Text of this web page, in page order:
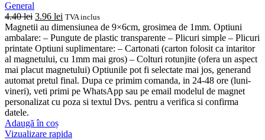
General
4.40lei Prețul
inițial
a
fost:
4.40 lei.
3.96 lei Prețul
curent
este:
3.96 lei.
TVA inclus
Magnetii au dimensiunea de 9×6cm, grosimea de 1mm. Optiuni
ambalare: – Pungute de plastic transparente – Plicuri simple – Plicuri
printate Optiuni suplimentare: – Cartonati (carton folosit ca intaritor
al magnetului, cu 1mm mai gros) – Colturi rotunjite (ofera un aspect
mai placut magnetului) Optiunile pot fi selectate mai jos, generand
automat pretul final. Dupa ce primim comanda, in 24-48 ore (luni-
vineri), veti primi pe WhatsApp sau pe email modelul de magnet
personalizat cu poza si textul Dvs. pentru a verifica si confirma
datele.
Adaugă în coș
Vizualizare rapida